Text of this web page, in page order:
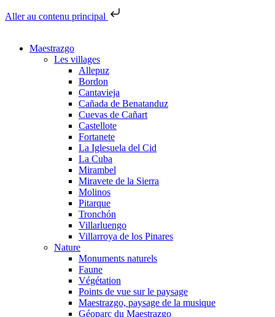
Aller au contenu principal
Maestrazgo
Les villages
Allepuz
Bordon
Cantavieja
Cañada de Benatanduz
Cuevas de Cañart
Castellote
Fortanete
La Iglesuela del Cid
La Cuba
Mirambel
Miravete de la Sierra
Molinos
Pitarque
Tronchón
Villarluengo
Villarroya de los Pinares
Nature
Monuments naturels
Faune
Végétation
Points de vue sur le paysage
Maestrazgo, paysage de la musique
Géoparc du Maestrazgo